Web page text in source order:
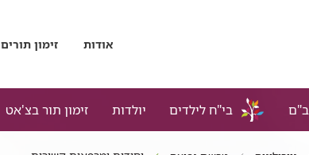
אודות זימון תורים
בי"ח לילדים יולדות זימון תור בצ'אט